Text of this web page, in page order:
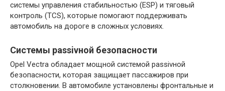
системы управления стабильностью (ESP) и тяговый
контроль (TCS), которые помогают поддерживать
автомобиль на дороге в сложных условиях.
Системы passivной безопасности
Opel Vectra обладает мощной системой passivной
безопасности, которая защищает пассажиров при
столкновении. В автомобиле установлены фронтальные и